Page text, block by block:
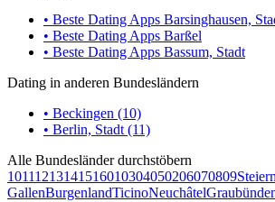
• Beste Dating Apps Barsinghausen,
• Beste Dating Apps Barßel
• Beste Dating Apps Bassum, Stadt
Dating in anderen Bundesländern
• Beckingen (10)
• Berlin, Stadt (11)
Alle Bundesländer durchstöbern
10111213141516010304050206070809
GallenBurgenlandTicinoNeuchâtel